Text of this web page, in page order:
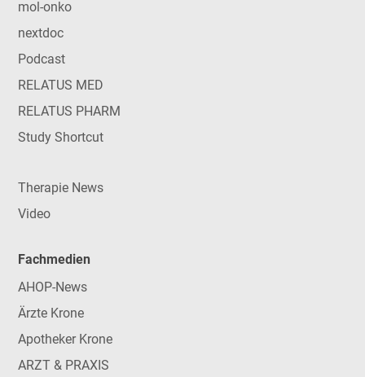
mol-onko
nextdoc
Podcast
RELATUS MED
RELATUS PHARM
Study Shortcut
Therapie News
Video
Fachmedien
AHOP-News
Ärzte Krone
Apotheker Krone
ARZT & PRAXIS